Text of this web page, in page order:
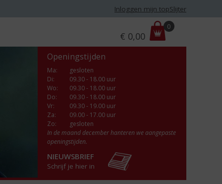
Inloggen mijn topSlijter
r
i
€ 0,00
0
Openingstijden
Ma:
gesloten
Di:
09.30 - 18.00 uur
Wo:
09.30 - 18.00 uur
Do:
09.30 - 18.00 uur
Vr:
09.30 - 19.00 uur
Za:
09.00 - 17.00 uur
Zo:
gesloten
In de maand december hanteren we aangepaste
openingstijden.
NIEUWSBRIEF
Schrijf je hier in